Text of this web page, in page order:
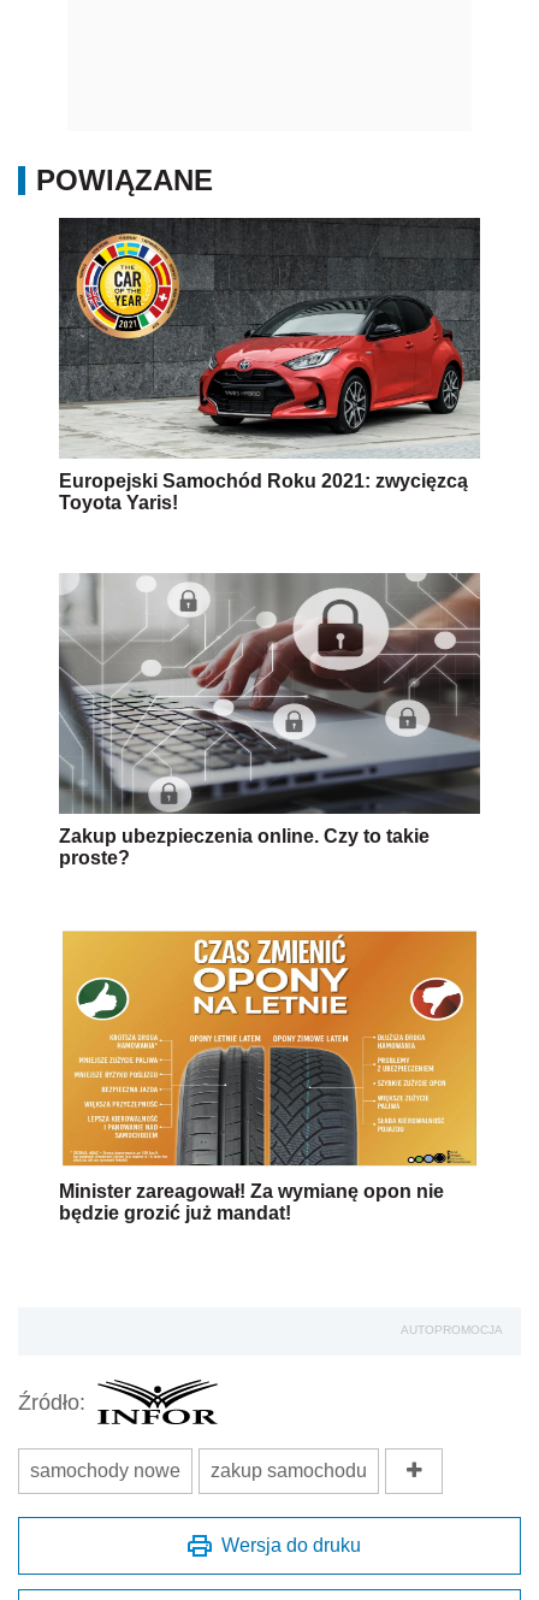
POWIĄZANE
Europejski Samochód Roku 2021: zwycięzcą
Toyota Yaris!
Zakup ubezpieczenia online. Czy to takie
proste?
Minister zareagował! Za wymianę opon nie
będzie grozić już mandat!
AUTOPROMOCJA
Źródło:
samochody nowe zakup samochodu
Wersja do druku